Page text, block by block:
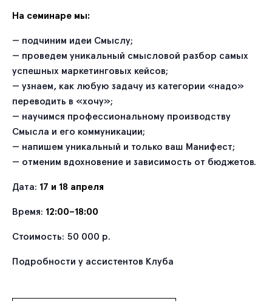
На семинаре мы:
— подчиним идеи Смыслу;
— проведем уникальный смысловой разбор самых
успешных маркетинговых кейсов;
— узнаем, как любую задачу из категории «надо»
переводить в «хочу»;
— научимся профессиональному производству
Смысла и его коммуникации;
— напишем уникальный и только ваш Манифест;
— отменим вдохновение и зависимость от бюджетов.
Дата: 17 и 18 апреля
Время: 12:00–18:00
Стоимость: 50 000 р.
Подробности у ассистентов Клуба